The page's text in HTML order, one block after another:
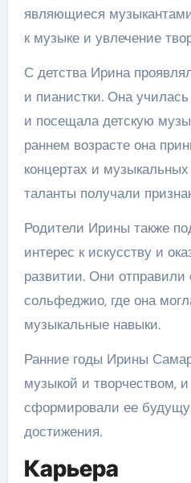
являющиеся
к музыке и увлечение
С детства Ирина
и пианистки. Она
и посещала детскую
раннем возрасте она
концертах и музыкальных
таланты получали
Родители Ирины также
интерес к искусству и
развитии. Они отправили
сольфеджио, где она
музыкальные навыки.
Ранние годы Ирины
музыкой и творчеством,
сформировали ее
достижения.
Карьера